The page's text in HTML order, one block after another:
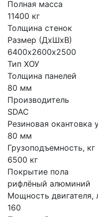
Полная масса
11400 кг
Толщина стенок
Размер (ДхШхВ)
6400х2600х2500
Тип ХОУ
Толщина панелей
80 мм
Производитель
SDAC
Резиновая окантовка
80 мм
Грузоподъемность, кг
6500 кг
Покрытие пола
рифлёный алюминий
Мощность двигателя,
160